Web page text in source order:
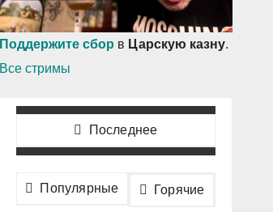
Поддержите сбор в Царскую казну.
Все стримы
Последнее
Популярные Горячие